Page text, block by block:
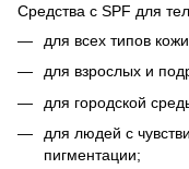
Средства с SPF для
для всех типов
для взрослых и
для городской
для людей с
пигментации;